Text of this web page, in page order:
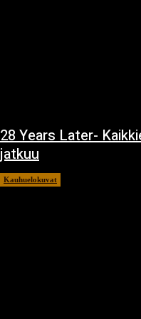
28 Years Later-
jatkuu
Kauhuelokuvat